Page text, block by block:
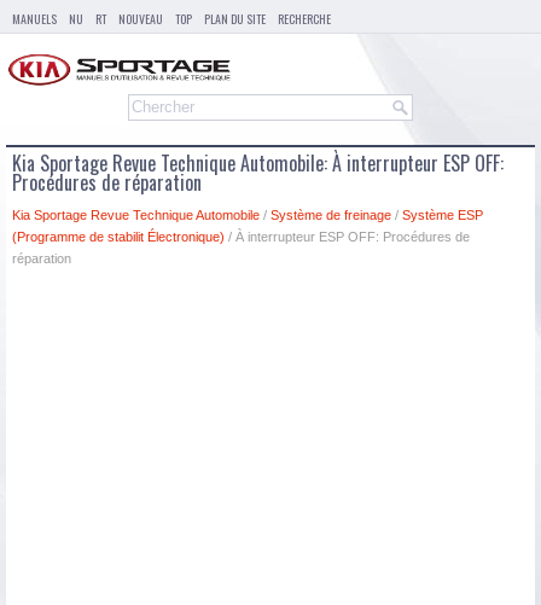
MANUELS NU RT NOUVEAU TOP PLAN DU SITE RECHERCHE
Kia Sportage Revue Technique Automobile: À interrupteur ESP OFF:
Procédures de réparation
Kia Sportage Revue Technique Automobile / Système de freinage / Système ESP
(Programme de stabilit Électronique) / À interrupteur ESP OFF: Procédures de
réparation